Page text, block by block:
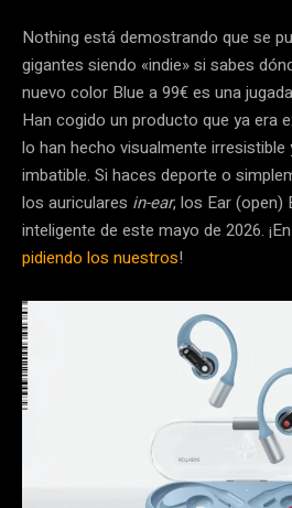
Nothing está demostrando que se
gigantes siendo «indie» si sabes
nuevo color Blue a 99€ es una
Han cogido un producto que ya era
lo han hecho visualmente
imbatible. Si haces deporte o
los auriculares in-ear, los Ear (open)
inteligente de este mayo de 2026.
pidiendo los nuestros!